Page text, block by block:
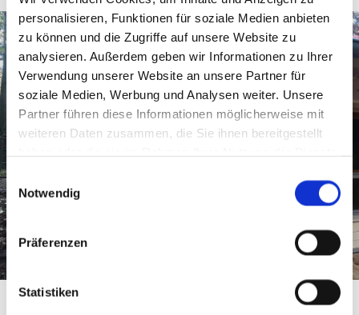
personalisieren, Funktionen für soziale Medien anbieten
zu können und die Zugriffe auf unsere Website zu
analysieren. Außerdem geben wir Informationen zu Ihrer
Verwendung unserer Website an unsere Partner für
soziale Medien, Werbung und Analysen weiter. Unsere
Partner führen diese Informationen möglicherweise mit
weiteren Daten zusammen, die Sie ihnen bereitgestellt
Einwilligungsauswahl
Notwendig
Präferenzen
Statistiken